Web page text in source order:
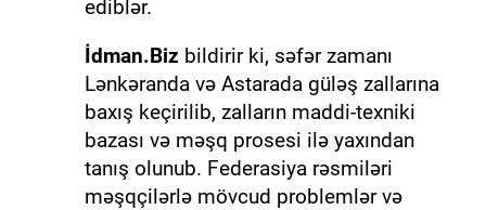
ediblər.
İdman.Biz bildirir ki, səfər zamanı
Lənkəranda və Astarada güləş zallarına
baxış keçirilib, zalların maddi-texniki
bazası və məşq prosesi ilə yaxından
tanış olunub. Federasiya rəsmiləri
məşqçilərlə mövcud problemlər və